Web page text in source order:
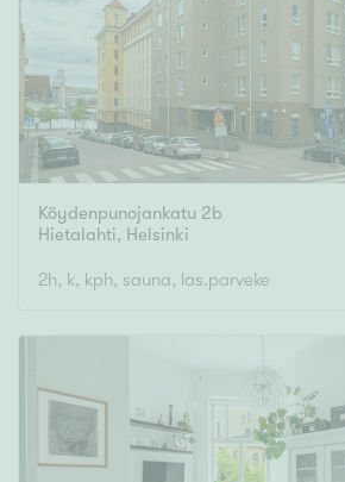
Köydenpunojankatu 2b
Hietalahti, Helsinki
2h, k, kph, sauna, las.parveke